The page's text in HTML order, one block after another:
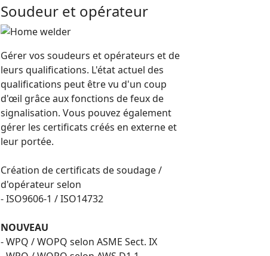
Soudeur et opérateur
Gérer vos soudeurs et opérateurs et de
leurs qualifications. L'état actuel des
qualifications peut être vu d'un coup
d'œil grâce aux fonctions de feux de
signalisation. Vous pouvez également
gérer les certificats créés en externe et
leur portée.
Création de certificats de soudage /
d'opérateur selon
- ISO9606-1 / ISO14732
NOUVEAU
- WPQ / WOPQ selon ASME Sect. IX